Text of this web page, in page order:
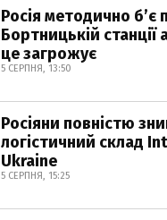
Росія методично б’є
Бортницькій станції
це загрожує
5 СЕРПНЯ, 13:50
Росіяни повністю
логістичний склад
Ukraine
5 СЕРПНЯ, 15:25